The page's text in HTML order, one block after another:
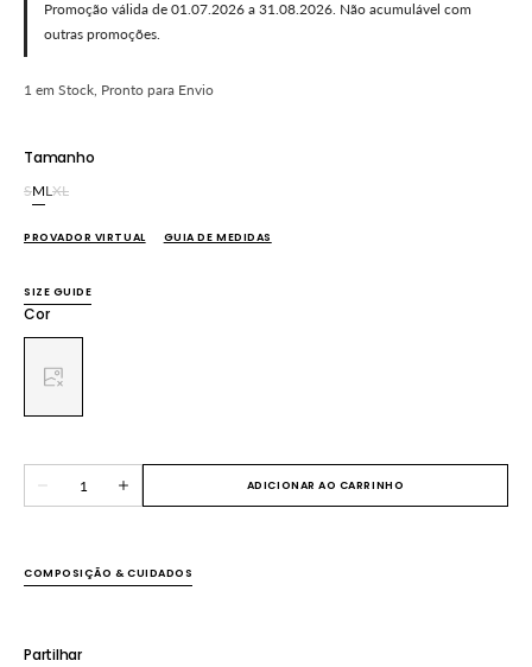
Promoção válida de 01.07.2026 a 31.08.2026. Não acumulável com
outras promoções.
1 em Stock, Pronto para Envio
Tamanho
SVariante
ou
MVariante
ou
LVariante
ou
XLVariante
ou
PROVADOR VIRTUAL GUIA DE MEDIDAS
SIZE GUIDE
Cor
Variante
esgotada
indisponível
Diminuir
quantidade
Flor
Quantidade
Aumentar
quantidade
Flor
ADICIONAR AO CARRINHO
COMPOSIÇÃO & CUIDADOS
Partilhar